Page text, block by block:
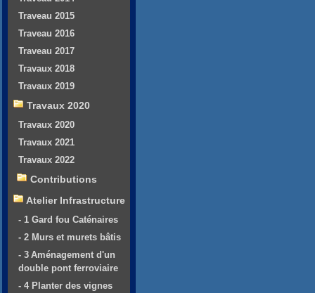
Traveau 2015
Traveau 2016
Traveau 2017
Travaux 2018
Travaux 2019
Travaux 2020
Travaux 2020
Travaux 2021
Travaux 2022
Contributions
Atelier Infrastructure
- 1 Gard fou Caténaires
- 2 Murs et murets bâtis
- 3 Aménagement d'un
double pont ferroviaire
- 4 Planter des vignes